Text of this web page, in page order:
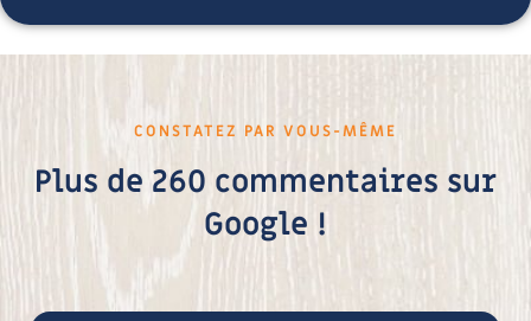
CONSTATEZ PAR VOUS-MÊME
Plus de 260 commentaires sur
Google !